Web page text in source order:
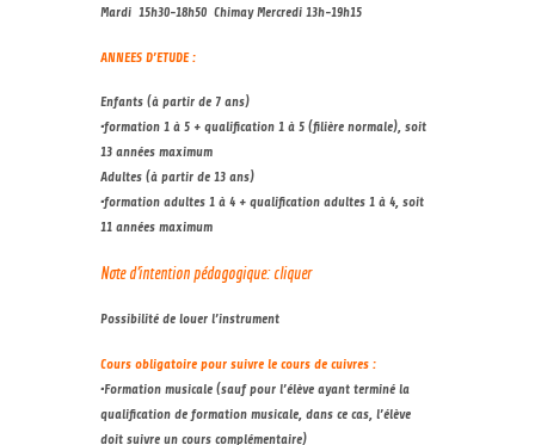
Mardi 15h30-18h50 Chimay Mercredi 13h-19h15
ANNEES D’ETUDE :
Enfants (à partir de 7 ans)
•formation 1 à 5 + qualification 1 à 5 (filière normale), soit
13 années maximum
Adultes (à partir de 13 ans)
•formation adultes 1 à 4 + qualification adultes 1 à 4, soit
11 années maximum
Note d’intention pédagogique: cliquer
Possibilité de louer l’instrument
Cours obligatoire pour suivre le cours de cuivres :
•Formation musicale (sauf pour l’élève ayant terminé la
qualification de formation musicale, dans ce cas, l’élève
doit suivre un cours complémentaire)